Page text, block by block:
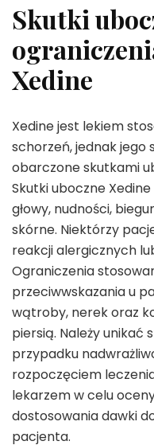
Skutki
Xedine
Xedine jest lekiem
schorzeń, jednak jego
obarczone skutkami
Skutki uboczne
głowy, nudności,
skórne. Niektórzy
reakcji alergicznych
Ograniczenia
przeciwwskazania u
wątroby, nerek oraz
piersią. Należy unikać
przypadku
rozpoczęciem
lekarzem w celu
dostosowania dawki
pacjenta.